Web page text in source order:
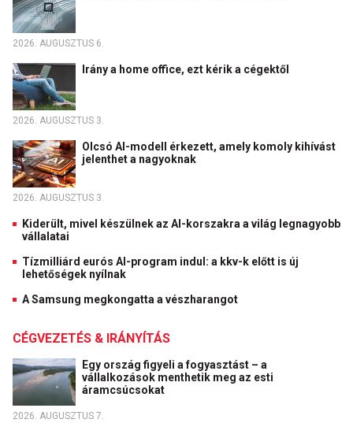
2026. AUGUSZTUS 6.
Irány a home office, ezt kérik a cégektől
2026. AUGUSZTUS 3.
Olcsó AI-modell érkezett, amely komoly kihívást
jelenthet a nagyoknak
2026. AUGUSZTUS 3.
Kiderült, mivel készülnek az AI-korszakra a világ legnagyobb
vállalatai
Tízmilliárd eurós AI-program indul: a kkv-k előtt is új
lehetőségek nyílnak
A Samsung megkongatta a vészharangot
CÉGVEZETÉS & IRÁNYÍTÁS
Egy ország figyeli a fogyasztást – a
vállalkozások menthetik meg az esti
áramcsúcsokat
2026. AUGUSZTUS 7.